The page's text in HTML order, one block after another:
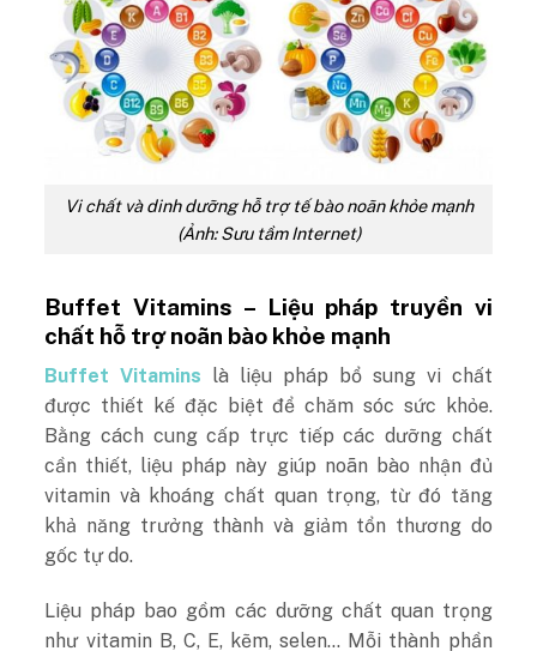
Vi chất và dinh dưỡng hỗ trợ tế bào noãn khỏe mạnh
(Ảnh: Sưu tầm Internet)
Buffet Vitamins – Liệu pháp truyền vi
chất hỗ trợ noãn bào khỏe mạnh
Buffet Vitamins là liệu pháp bổ sung vi chất
được thiết kế đặc biệt để chăm sóc sức khỏe.
Bằng cách cung cấp trực tiếp các dưỡng chất
cần thiết, liệu pháp này giúp noãn bào nhận đủ
vitamin và khoáng chất quan trọng, từ đó tăng
khả năng trưởng thành và giảm tổn thương do
gốc tự do.
Liệu pháp bao gồm các dưỡng chất quan trọng
như vitamin B, C, E, kẽm, selen… Mỗi thành phần